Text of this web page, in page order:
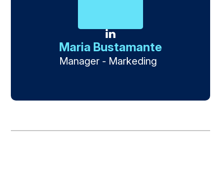
Maria Bustamante
Manager - Markeding